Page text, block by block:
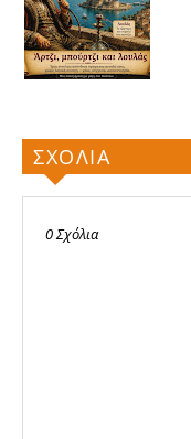
ΣΧΟΛΙΑ
0 Σχόλια